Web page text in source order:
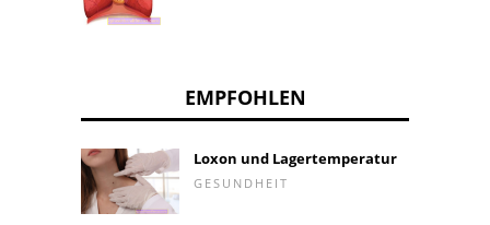
EMPFOHLEN
Loxon und Lagertemperatur
GESUNDHEIT